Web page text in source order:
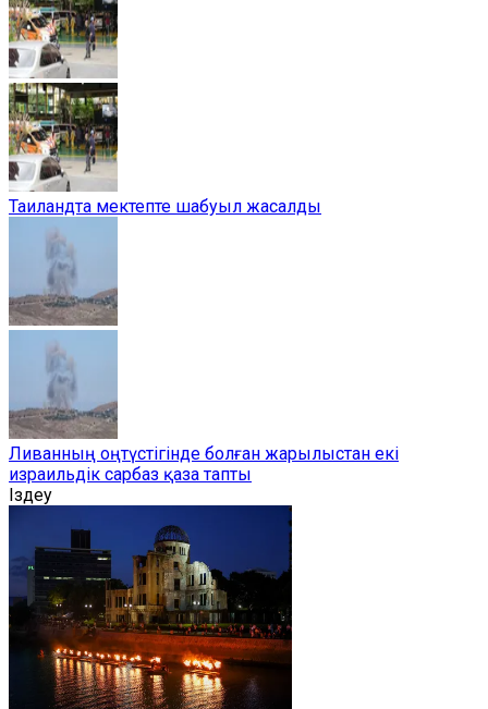
Таиландта мектепте шабуыл жасалды
Ливанның оңтүстігінде болған жарылыстан екі
израильдік сарбаз қаза тапты
Іздеу